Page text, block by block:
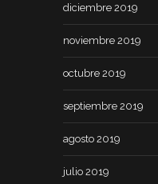
diciembre 2019
noviembre 2019
octubre 2019
septiembre 2019
agosto 2019
julio 2019